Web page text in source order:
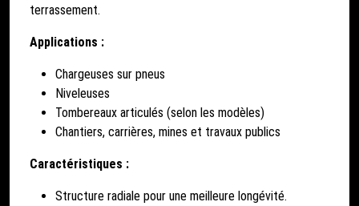
terrassement.
Applications :
Chargeuses sur pneus
Niveleuses
Tombereaux articulés (selon les modèles)
Chantiers, carrières, mines et travaux publics
Caractéristiques :
Structure radiale pour une meilleure longévité.